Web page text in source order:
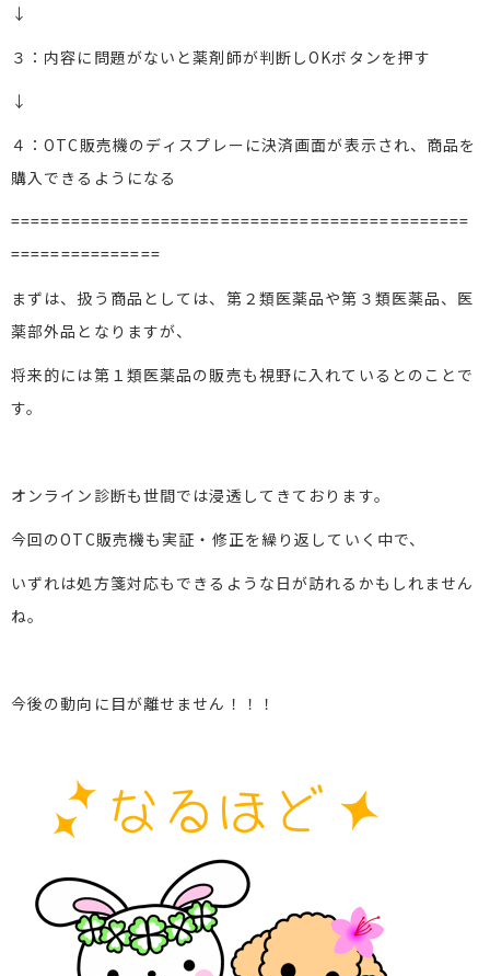
↓
３：内容に問題がないと薬剤師が判断しOKボタンを押す
↓
４：OTC販売機のディスプレーに決済画面が表示され、商品を
購入できるようになる
==============================================
===============
まずは、扱う商品としては、第２類医薬品や第３類医薬品、医
薬部外品となりますが、
将来的には第１類医薬品の販売も視野に入れているとのことで
す。
オンライン診断も世間では浸透してきております。
今回のOTC販売機も実証・修正を繰り返していく中で、
いずれは処方箋対応もできるような日が訪れるかもしれません
ね。
今後の動向に目が離せません！！！